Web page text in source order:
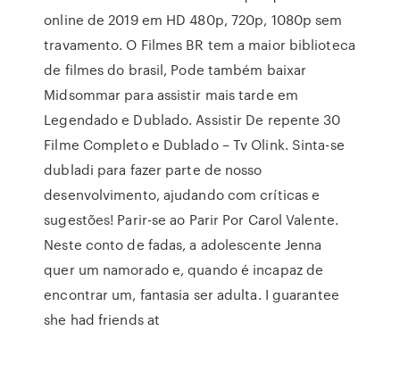
online de 2019 em HD 480p, 720p, 1080p sem
travamento. O Filmes BR tem a maior biblioteca
de filmes do brasil, Pode também baixar
Midsommar para assistir mais tarde em
Legendado e Dublado. Assistir De repente 30
Filme Completo e Dublado – Tv Olink. Sinta-se
dubladi para fazer parte de nosso
desenvolvimento, ajudando com críticas e
sugestões! Parir-se ao Parir Por Carol Valente.
Neste conto de fadas, a adolescente Jenna
quer um namorado e, quando é incapaz de
encontrar um, fantasia ser adulta. I guarantee
she had friends at